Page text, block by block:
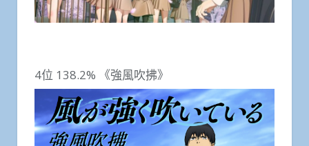
4位 138.2% 《強風吹拂》